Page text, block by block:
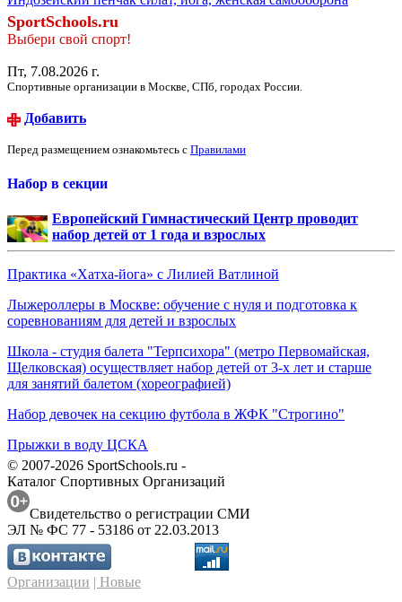
SportSchools.ru
Выбери свой спорт!
Пт, 7.08.2026 г.
Спортивные организации в Москве, СПб, городах России.
Добавить
Перед размещением ознакомьтесь с Правилами
Набор в секции
Европейский Гимнастический Центр проводит
набор детей от 1 года и взрослых
Практика «Хатха-йога» с Лилией Ватлиной
Лыжероллеры в Москве: обучение с нуля и подготовка к
соревнованиям для детей и взрослых
Школа - студия балета "Терпсихора" (метро Первомайская,
Щелковская) осуществляет набор детей от 3-х лет и старше
для занятий балетом (хореографией)
Набор девочек на секцию футбола в ЖФК "Строгино"
Прыжки в воду ЦСКА
© 2007-2026 SportSchools.ru -
Каталог Спортивных Организаций
Свидетельство о регистрации СМИ
ЭЛ № ФС 77 - 53186 от 22.03.2013
Организации | Новые